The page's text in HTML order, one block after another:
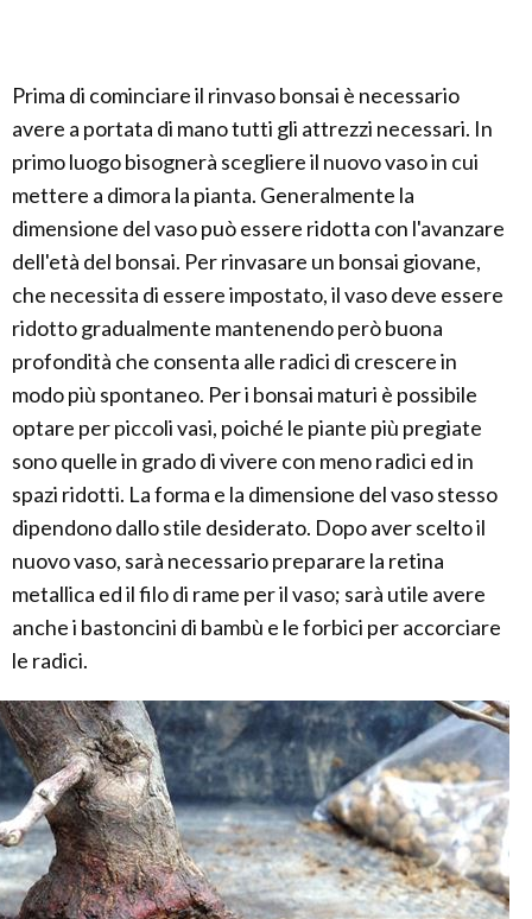
Prima di cominciare il rinvaso bonsai è necessario
avere a portata di mano tutti gli attrezzi necessari. In
primo luogo bisognerà scegliere il nuovo vaso in cui
mettere a dimora la pianta. Generalmente la
dimensione del vaso può essere ridotta con l'avanzare
dell'età del bonsai. Per rinvasare un bonsai giovane,
che necessita di essere impostato, il vaso deve essere
ridotto gradualmente mantenendo però buona
profondità che consenta alle radici di crescere in
modo più spontaneo. Per i bonsai maturi è possibile
optare per piccoli vasi, poiché le piante più pregiate
sono quelle in grado di vivere con meno radici ed in
spazi ridotti. La forma e la dimensione del vaso stesso
dipendono dallo stile desiderato. Dopo aver scelto il
nuovo vaso, sarà necessario preparare la retina
metallica ed il filo di rame per il vaso; sarà utile avere
anche i bastoncini di bambù e le forbici per accorciare
le radici.